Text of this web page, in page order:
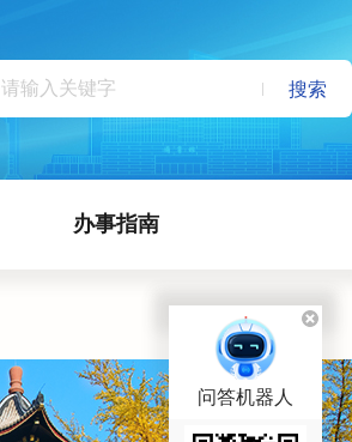
搜索
办事指南
问答机器人